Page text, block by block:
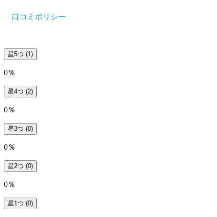
口コミポリシー
星5つ (1)
0％
星4つ (2)
0％
星3つ (0)
0％
星2つ (0)
0％
星1つ (0)